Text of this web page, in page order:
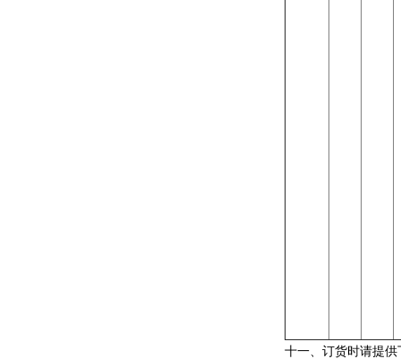
十一、订货时请提